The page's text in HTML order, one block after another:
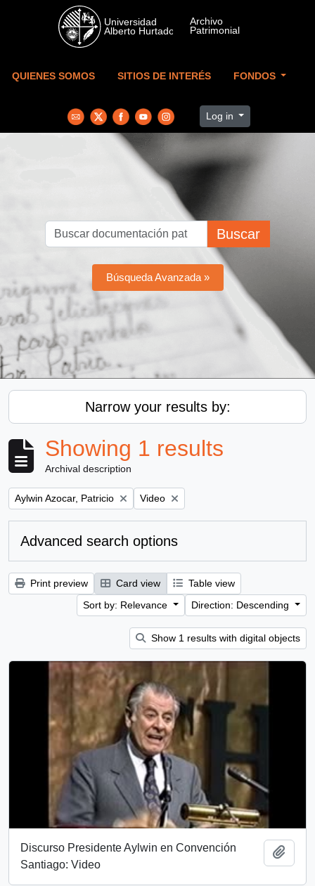
Skip to main content
QUIENES SOMOS SITIOS DE INTERÉS FONDOS
Log in
Buscar
Búsqueda Avanzada »
Narrow your results by:
Showing 1 results
Archival description
Remove filter:
Aylwin Azocar, Patricio Remove filter:
Video
Advanced search options
Print preview Card view
Table view
Sort by: Relevance
Direction: Descending
Show 1 results with digital objects
Discurso Presidente Aylwin en Convención
Santiago: Video